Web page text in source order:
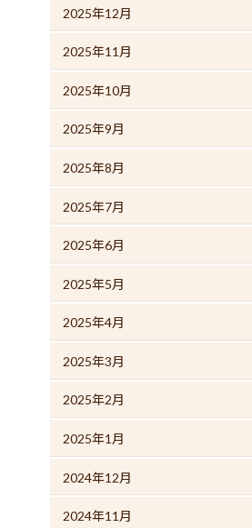
2025年12月
2025年11月
2025年10月
2025年9月
2025年8月
2025年7月
2025年6月
2025年5月
2025年4月
2025年3月
2025年2月
2025年1月
2024年12月
2024年11月